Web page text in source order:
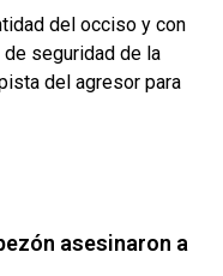
del occiso y con
seguridad de la
del agresor para
asesinaron a